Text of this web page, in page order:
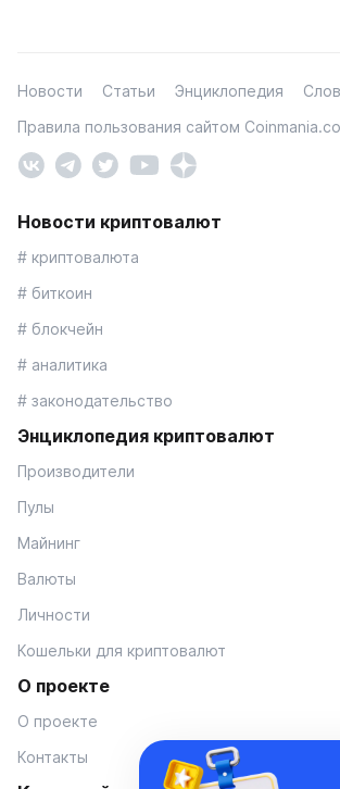
Новости Статьи Энциклопедия
Правила пользования сайтом
Новости криптовалют
# криптовалюта
# биткоин
# блокчейн
# аналитика
# законодательство
Энциклопедия криптовалют
Производители
Пулы
Майнинг
Валюты
Личности
Кошельки для криптовалют
О проекте
О проекте
Контакты